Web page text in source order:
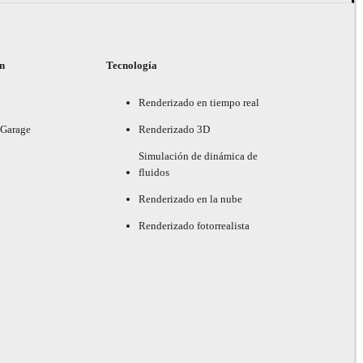
Tecnología
Renderizado en tiempo real
Renderizado 3D
Simulación de dinámica de
fluidos
Renderizado en la nube
Renderizado fotorrealista